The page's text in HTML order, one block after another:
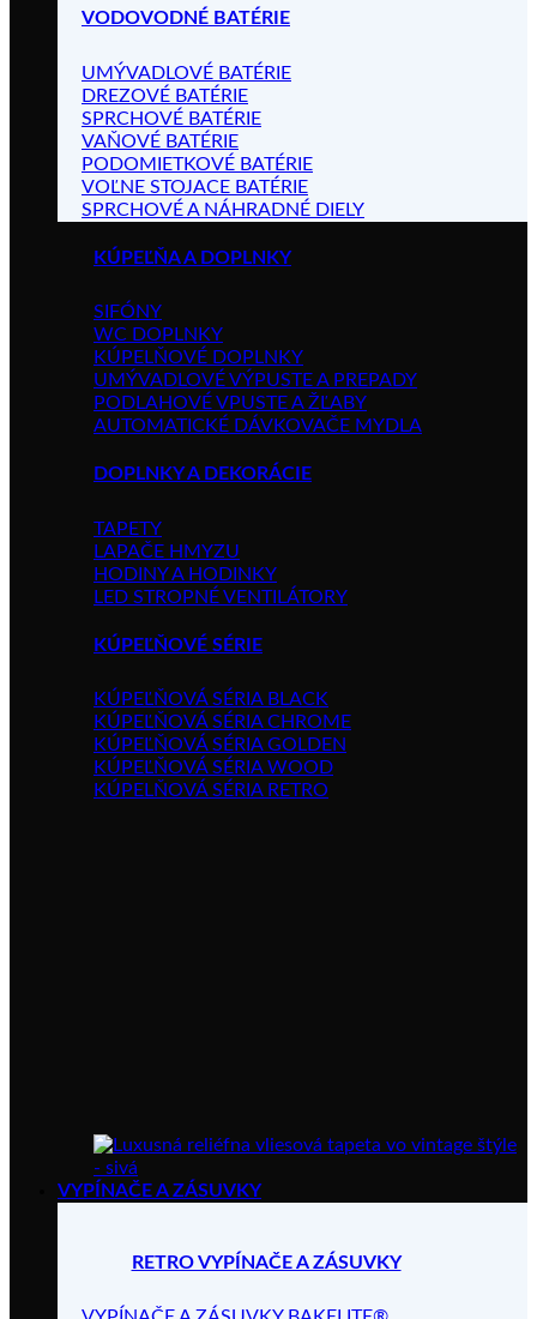
VODOVODNÉ BATÉRIE
UMÝVADLOVÉ BATÉRIE
DREZOVÉ BATÉRIE
SPRCHOVÉ BATÉRIE
VAŇOVÉ BATÉRIE
PODOMIETKOVÉ BATÉRIE
VOĽNE STOJACE BATÉRIE
SPRCHOVÉ A NÁHRADNÉ DIELY
KÚPEĽŇA A DOPLNKY
SIFÓNY
WC DOPLNKY
KÚPELŇOVÉ DOPLNKY
UMÝVADLOVÉ VÝPUSTE A PREPADY
PODLAHOVÉ VPUSTE A ŽĽABY
AUTOMATICKÉ DÁVKOVAČE MYDLA
DOPLNKY A DEKORÁCIE
TAPETY
LAPAČE HMYZU
HODINY A HODINKY
LED STROPNÉ VENTILÁTORY
KÚPEĽŇOVÉ SÉRIE
KÚPEĽŇOVÁ SÉRIA BLACK
KÚPEĽŇOVÁ SÉRIA CHROME
KÚPEĽŇOVÁ SÉRIA GOLDEN
KÚPEĽŇOVÁ SÉRIA WOOD
KÚPELŇOVÁ SÉRIA RETRO
VYPÍNAČE A ZÁSUVKY
RETRO VYPÍNAČE A ZÁSUVKY